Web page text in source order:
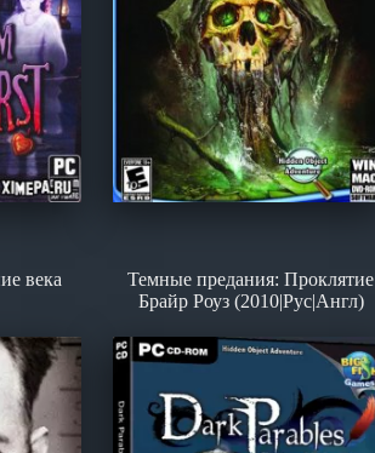
века
Темные предания: Проклятие
Брайр Роуз (2010|Рус|Англ)